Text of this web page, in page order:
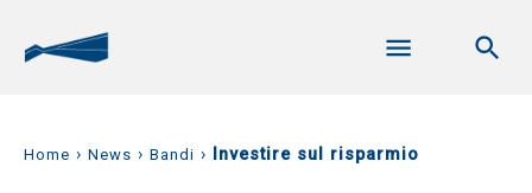
Home › News › Bandi › Investire sul risparmio